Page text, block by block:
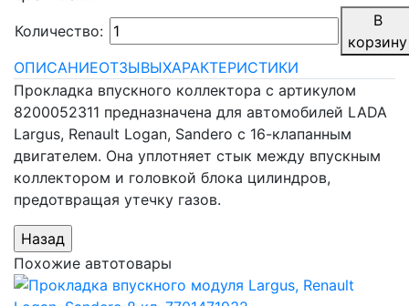
Количество:
В
корзину
ОПИСАНИЕОТЗЫВЫХАРАКТЕРИСТИКИ
Прокладка впускного коллектора с артикулом
8200052311 предназначена для автомобилей LADA
Largus, Renault Logan, Sandero с 16-клапанным
двигателем. Она уплотняет стык между впускным
коллектором и головкой блока цилиндров,
предотвращая утечку газов.
Похожие автотовары